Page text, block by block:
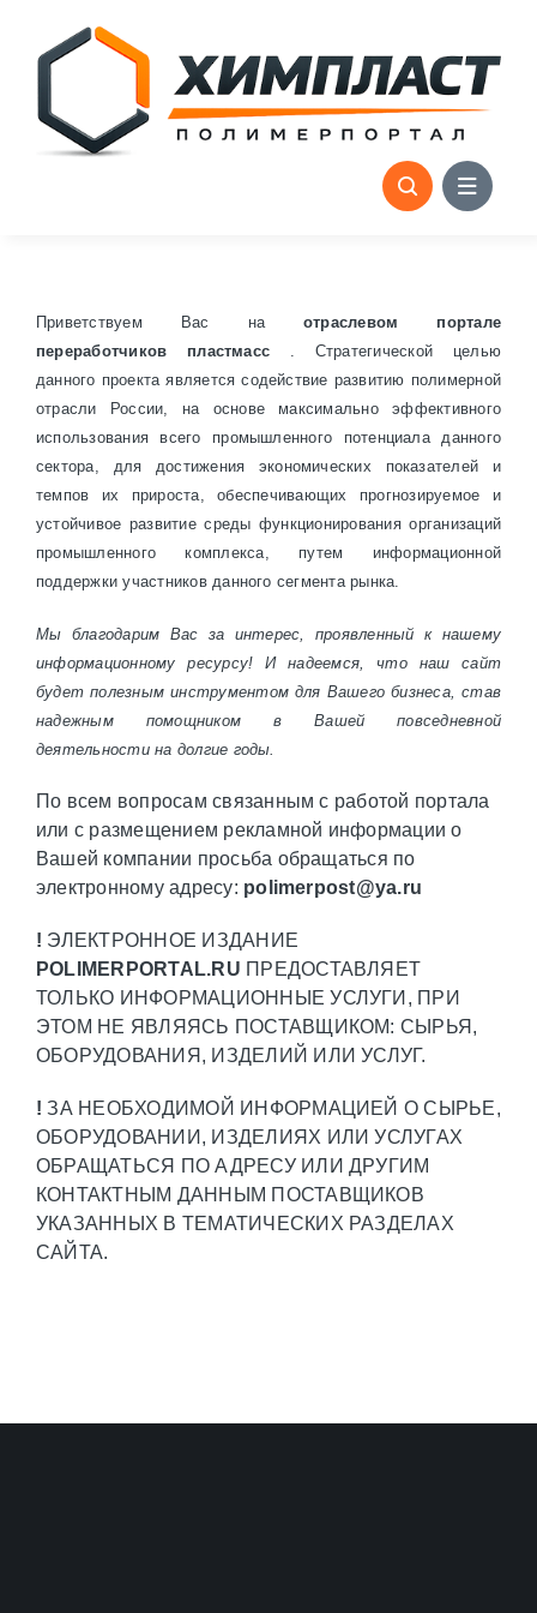
content
Приветствуем Вас на отраслевом портале
переработчиков пластмасс
. Стратегической целью
данного проекта является содействие развитию полимерной
отрасли России, на основе максимально эффективного
использования всего промышленного потенциала данного
сектора, для достижения экономических показателей и
темпов их прироста, обеспечивающих прогнозируемое и
устойчивое развитие среды функционирования организаций
промышленного комплекса, путем информационной
поддержки участников данного сегмента рынка.
Мы благодарим Вас за интерес, проявленный к нашему
информационному ресурсу! И надеемся, что наш сайт
будет полезным инструментом для Вашего бизнеса, став
надежным помощником в Вашей повседневной
деятельности на долгие годы.
По всем вопросам связанным с работой портала
или с размещением рекламной информации о
Вашей компании просьба обращаться по
электронному адресу: polimerpost@ya.ru
! ЭЛЕКТРОННОЕ ИЗДАНИЕ
POLIMERPORTAL.RU ПРЕДОСТАВЛЯЕТ
ТОЛЬКО ИНФОРМАЦИОННЫЕ УСЛУГИ, ПРИ
ЭТОМ НЕ ЯВЛЯЯСЬ ПОСТАВЩИКОМ: СЫРЬЯ,
ОБОРУДОВАНИЯ, ИЗДЕЛИЙ ИЛИ УСЛУГ.
! ЗА НЕОБХОДИМОЙ ИНФОРМАЦИЕЙ О СЫРЬЕ,
ОБОРУДОВАНИИ, ИЗДЕЛИЯХ ИЛИ УСЛУГАХ
ОБРАЩАТЬСЯ ПО АДРЕСУ ИЛИ ДРУГИМ
КОНТАКТНЫМ ДАННЫМ ПОСТАВЩИКОВ
УКАЗАННЫХ В ТЕМАТИЧЕСКИХ РАЗДЕЛАХ
САЙТА.